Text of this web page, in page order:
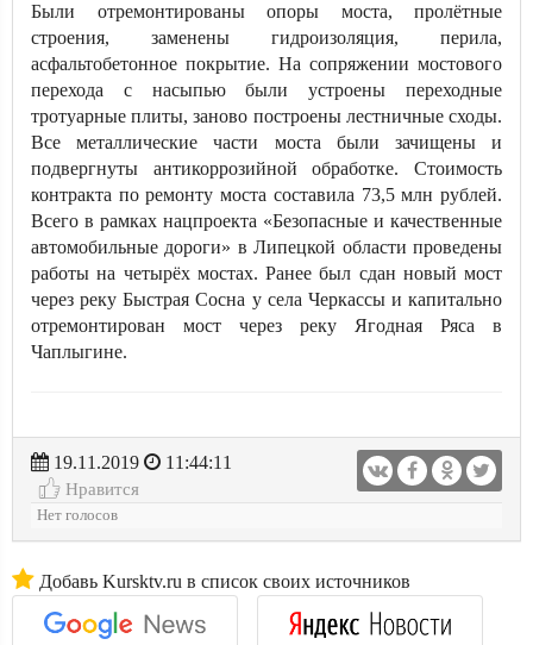
Были отремонтированы опоры моста, пролётные
строения, заменены гидроизоляция, перила,
асфальтобетонное покрытие. На сопряжении мостового
перехода с насыпью были устроены переходные
тротуарные плиты, заново построены лестничные сходы.
Все металлические части моста были зачищены и
подвергнуты антикоррозийной обработке. Стоимость
контракта по ремонту моста составила 73,5 млн рублей.
Всего в рамках нацпроекта «Безопасные и качественные
автомобильные дороги» в Липецкой области проведены
работы на четырёх мостах. Ранее был сдан новый мост
через реку Быстрая Сосна у села Черкассы и капитально
отремонтирован мост через реку Ягодная Ряса в
Чаплыгине.
19.11.2019
11:44:11
Нравится
Нет голосов
Добавь Kursktv.ru в список своих источников